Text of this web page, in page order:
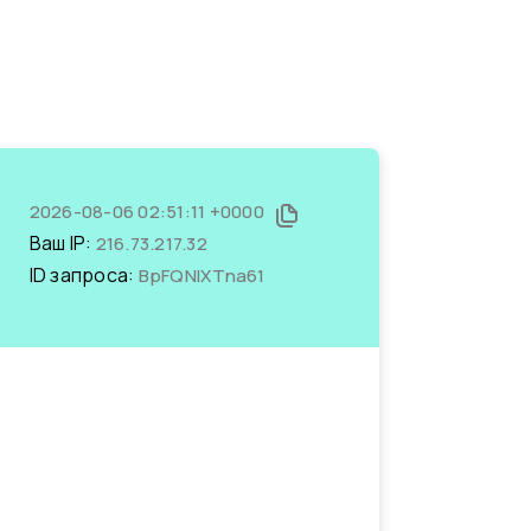
2026-08-06 02:51:11 +0000
Ваш IP: 216.73.217.32
ID запроса: BpFQNlXTna61